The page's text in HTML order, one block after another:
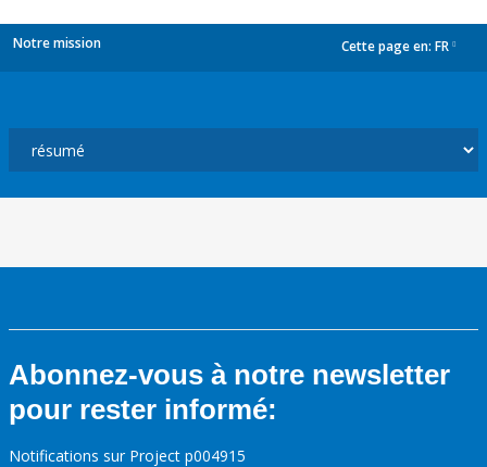
Notre mission Cette page en: FR
Abonnez-vous à notre newsletter
pour rester informé:
Notifications sur Project p004915